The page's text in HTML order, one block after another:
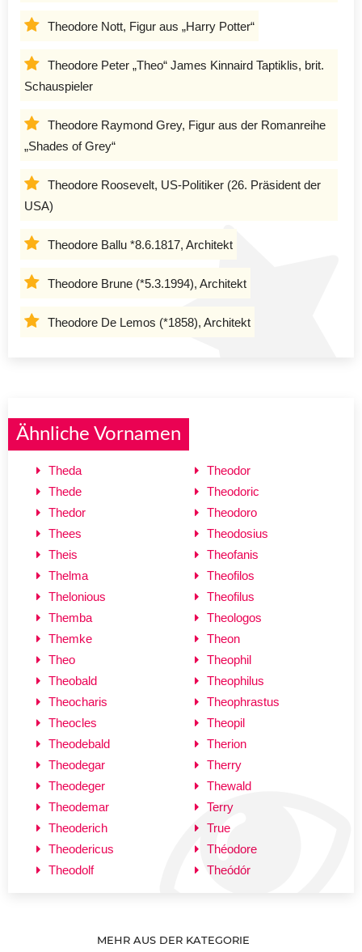
Theodore Nott, Figur aus „Harry Potter“
Theodore Peter „Theo“ James Kinnaird Taptiklis, brit.
Schauspieler
Theodore Raymond Grey, Figur aus der Romanreihe
„Shades of Grey“
Theodore Roosevelt, US-Politiker (26. Präsident der
USA)
Theodore Ballu *8.6.1817, Architekt
Theodore Brune (*5.3.1994), Architekt
Theodore De Lemos (*1858), Architekt
Ähnliche Vornamen
Theda
Thede
Thedor
Thees
Theis
Thelma
Thelonious
Themba
Themke
Theo
Theobald
Theocharis
Theocles
Theodebald
Theodegar
Theodeger
Theodemar
Theoderich
Theodericus
Theodolf
Theodor
Theodoric
Theodoro
Theodosius
Theofanis
Theofilos
Theofilus
Theologos
Theon
Theophil
Theophilus
Theophrastus
Theopil
Therion
Therry
Thewald
Terry
True
Théodore
Theódór
MEHR AUS DER KATEGORIE